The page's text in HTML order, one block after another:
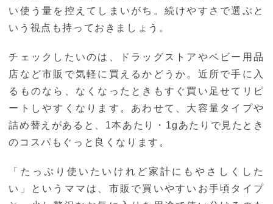
い使う量を控えてしまいがち。続けやすさで選ぶと
いう視点も持っておきましょう。
チェックしたいのは、ドラッグストアやベビー用品
店など市販で気軽に買えるかどうか。近所で手に入
るものなら、なくなったときもすぐ買い足せてリピ
ートしやすくなります。あわせて、大容量タイプや
詰め替えがあると、1本あたり・1gあたりで見たとき
のコスパもぐっと良くなります。
「たっぷり使いたいけれど家計にもやさしくした
い」というママは、市販で買いやすいお手頃タイプ